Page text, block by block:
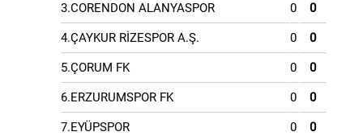
3.CORENDON ALANYASPOR 0 0
4.ÇAYKUR RİZESPOR A.Ş. 0 0
5.ÇORUM FK 0 0
6.ERZURUMSPOR FK 0 0
7.EYÜPSPOR 0 0